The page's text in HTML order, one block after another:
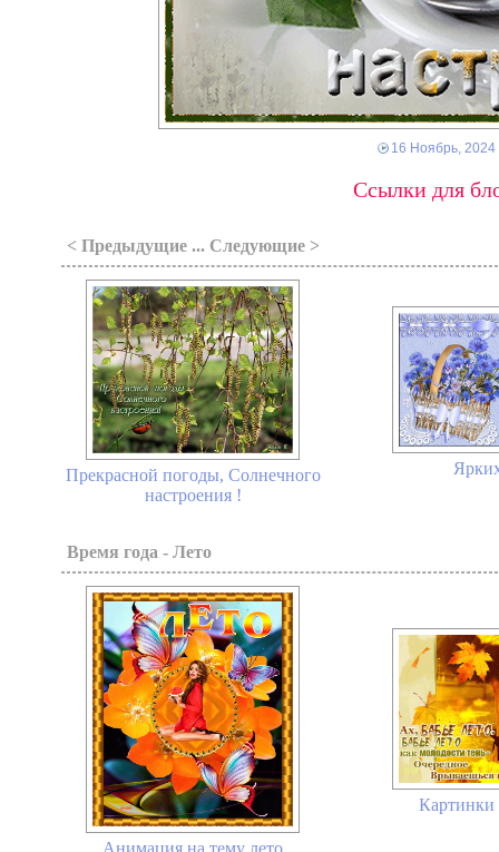
16 Ноябрь, 2024
Ссылки для
< Предыдущие ... Следующие >
Прекрасной погоды, Солнечного
настроения !
Время года - Лето
Анимация на тему лето
Картинки